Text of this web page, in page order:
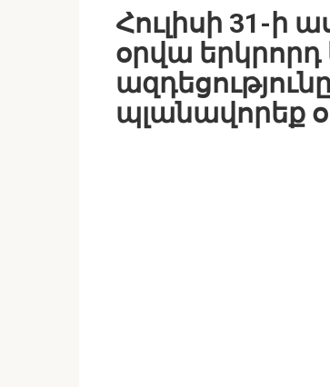
Հուլիսի 31-ի
օրվա
պլանավորեք